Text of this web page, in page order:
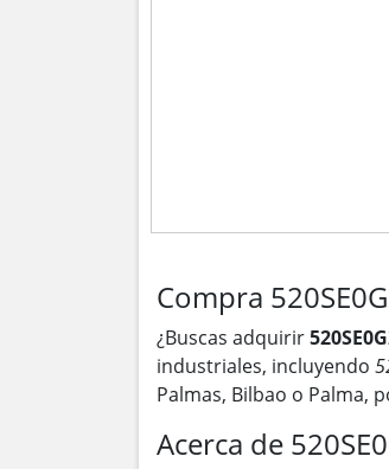
Compra
¿Buscas adquirir
industriales, incluyendo
Palmas, Bilbao o Palma,
Acerca de